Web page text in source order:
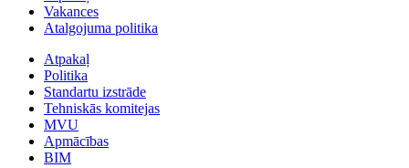
Vakances
Atalgojuma politika
Atpakaļ
Politika
Standartu izstrāde
Tehniskās komitejas
MVU
Apmācības
BIM